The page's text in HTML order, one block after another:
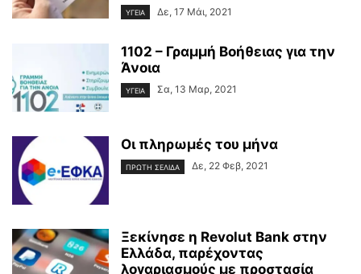
ΥΓΕΙΑ Δε, 17 Μάι, 2021
1102 – Γραμμή Βοήθειας για την
Άνοια
ΥΓΕΙΑ Σα, 13 Μαρ, 2021
Οι πληρωμές του μήνα
ΠΡΩΤΗ ΣΕΛΙΔΑ Δε, 22 Φεβ, 2021
Ξεκίνησε η Revolut Bank στην
Ελλάδα, παρέχοντας
λογαριασμούς με προστασία